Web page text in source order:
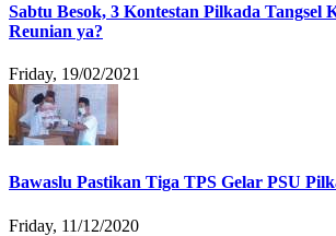
Sabtu Besok, 3 Kontestan Pilkada Tangsel
Reunian ya?
Friday, 19/02/2021
Bawaslu Pastikan Tiga TPS Gelar PSU
Friday, 11/12/2020